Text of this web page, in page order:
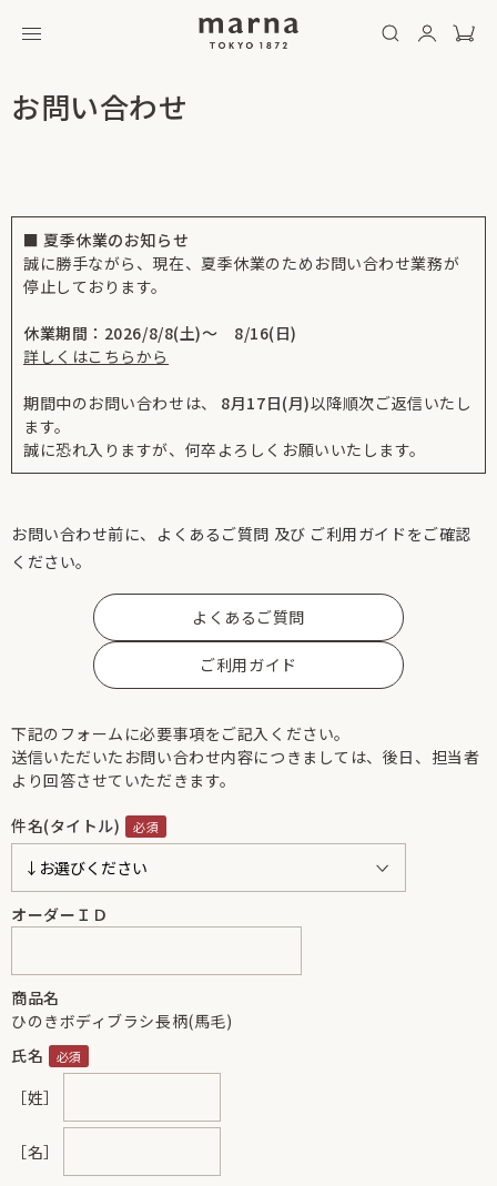
お問い合わせ
■ 夏季休業のお知らせ
誠に勝手ながら、現在、夏季休業のためお問い合わせ業務が
停止しております。
休業期間：2026/8/8(土)～ 8/16(日)
詳しくはこちらから
期間中のお問い合わせは、 8月17日(月)以降順次ご返信いたし
ます。
誠に恐れ入りますが、何卒よろしくお願いいたします。
お問い合わせ前に、よくあるご質問 及び ご利用ガイドをご確認
ください。
よくあるご質問
ご利用ガイド
下記のフォームに必要事項をご記入ください。
送信いただいたお問い合わせ内容につきましては、後日、担当者
より回答させていただきます。
件名(タイトル)
オーダーＩＤ
商品名
ひのきボディブラシ長柄(馬毛)
氏名
［姓］
［名］